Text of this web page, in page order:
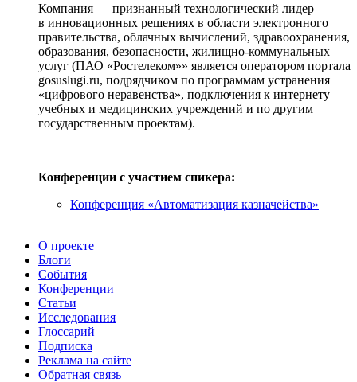
Компания — признанный технологический лидер
в инновационных решениях в области электронного
правительства, облачных вычислений, здравоохранения,
образования, безопасности, жилищно-коммунальных
услуг (ПАО «Ростелеком»» является оператором портала
gosuslugi.ru, подрядчиком по программам устранения
«цифрового неравенства», подключения к интернету
учебных и медицинских учреждений и по другим
государственным проектам).
Конференции с участием спикера:
Конференция «Автоматизация казначействa»
О проекте
Блоги
События
Конференции
Статьи
Исследования
Глоссарий
Подписка
Реклама на сайте
Обратная связь